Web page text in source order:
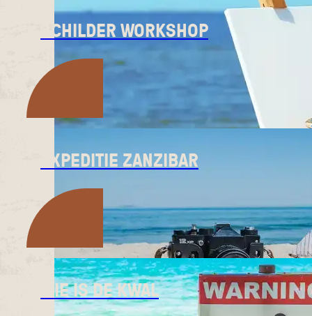
SCHILDER WORKSHOP
EXPEDITIE ZANZIBAR
WIE IS DE KWAL